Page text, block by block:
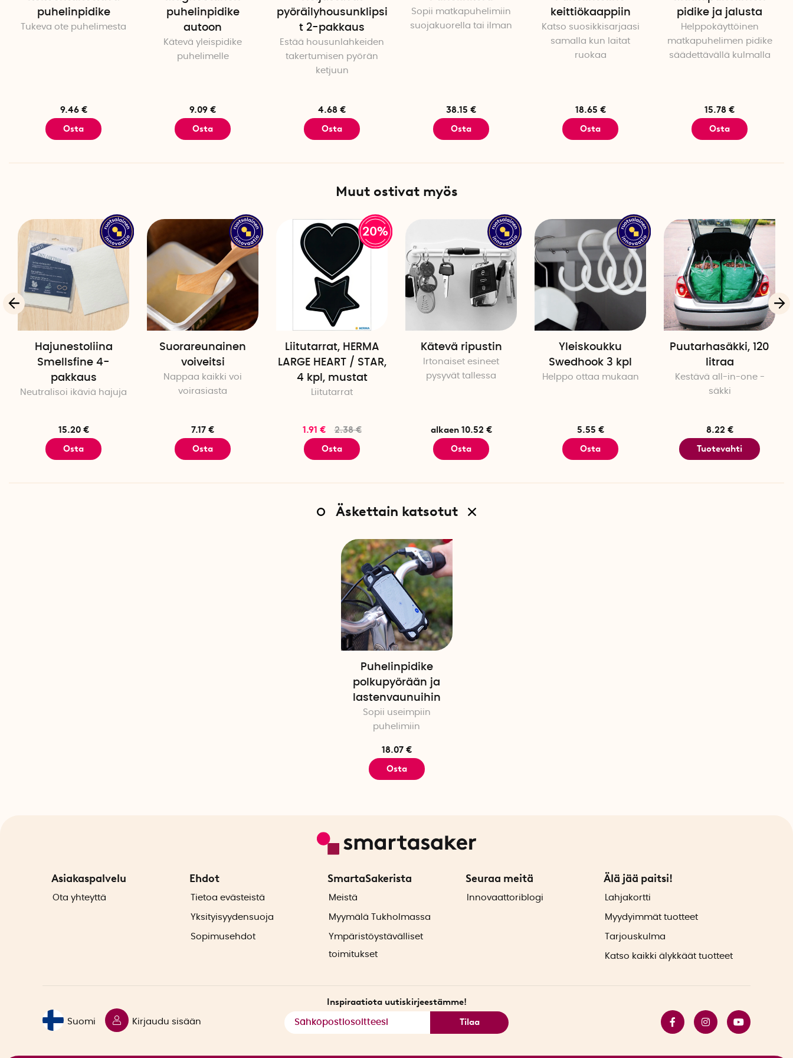
puhelinpidike
Tukeva ote puhelimesta
9.46 €
Osta
puhelinpidike
autoon
Kätevä yleispidike
puhelimelle
9.09 €
Osta
pyöräilyhousunklipsi
t 2-pakkaus
Estää housunlahkeiden
takertumisen pyörän
ketjuun
4.68 €
Osta
Sopii matkapuhelimiin
suojakuorella tai ilman
38.15 €
Osta
keittiökaappiin
Katso suosikkisarjaasi
samalla kun laitat
ruokaa
18.65 €
Osta
pidike ja jalusta
Helppokäyttöinen
matkapuhelimen pidike
säädettävällä kulmalla
15.78 €
Osta
Muut ostivat myös
Hajunestoliina
Smellsfine 4-
pakkaus
Neutralisoi ikäviä hajuja
15.20 €
Osta
Suorareunainen
voiveitsi
Nappaa kaikki voi
voirasiasta
7.17 €
Osta
20%
Liitutarrat, HERMA
LARGE HEART / STAR,
4 kpl, mustat
Liitutarrat
1.91 €
2.38 €
Osta
Kätevä ripustin
Irtonaiset esineet
pysyvät tallessa
alkaen 10.52 €
Osta
Yleiskoukku
Swedhook 3 kpl
Helppo ottaa mukaan
5.55 €
Osta
Puutarhasäkki, 120
litraa
Kestävä all-in-one -
säkki
8.22 €
Tuotevahti
Äskettain katsotut
Puhelinpidike
polkupyörään ja
lastenvaunuihin
Sopii useimpiin
puhelimiin
18.07 €
Osta
Asiakaspalvelu
Ota yhteyttä
Ehdot
Tietoa evästeistä
Yksityisyydensuoja
Sopimusehdot
SmartaSakerista
Meistä
Myymälä Tukholmassa
Ympäristöystävälliset
toimitukset
Seuraa meitä
Innovaattoriblogi
Älä jää paitsi!
Lahjakortti
Myydyimmät tuotteet
Tarjouskulma
Katso kaikki älykkäät tuotteet
Suomi Kirjaudu sisään
Inspiraatiota uutiskirjeestämme!
Tilaa